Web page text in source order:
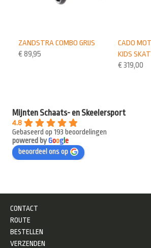
CADO
KIDS
€ 319,00
ZANDSTRA COMBO GRIJS
€ 89,95
Mijnten Schaats- en Skeelersport
4.8
Gebaseerd op 193 beoordelingen
powered byGooge
beoordeel ons op
CONTACT
ROUTE
BESTELLEN
VERZENDEN